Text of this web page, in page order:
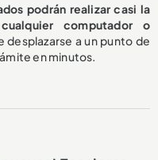
podrán realizar casi la
computador o
desplazarse a un punto de
en minutos.